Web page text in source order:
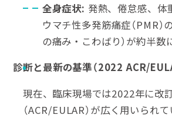
全身症状: 発熱、倦怠感、体
ウマチ性多発筋痛症（PMR）
の痛み・こわばり）が約半数
診断と最新の基準（2022 ACR/
現在、臨床現場では2022年に改
（ACR/EULAR）が広く用いられて